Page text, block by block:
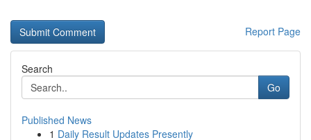
Report Page
Search
Go
Published News
1 Daily Result Updates Presently